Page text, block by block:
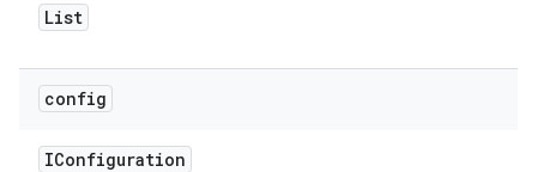
List
config
IConfiguration